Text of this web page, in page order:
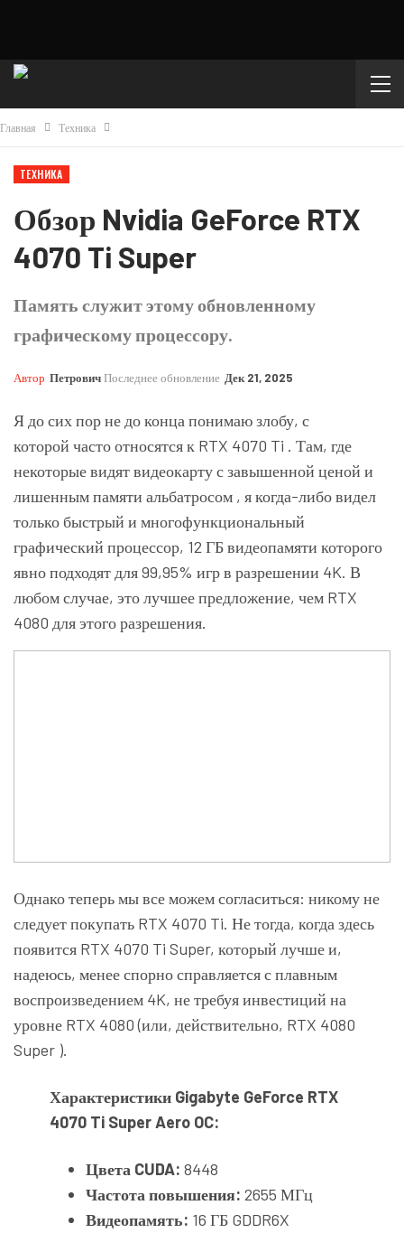
Главная Техника
ТЕХНИКА
Обзор Nvidia GeForce RTX
4070 Ti Super
Память служит этому обновленному
графическому процессору.
Автор ПетровичПоследнее обновление Дек 21, 2025
Я до сих пор не до конца понимаю злобу, с
которой часто относятся к RTX 4070 Ti . Там, где
некоторые видят видеокартус завышенной ценой и
лишенным памяти альбатросом , я когда-либо видел
только быстрый и многофункциональный
графический процессор, 12 ГБ видеопамяти которого
явно подходят для 99,95% игр в разрешении 4K. В
любом случае, это лучшее предложение, чем RTX
4080 для этого разрешения.
Однако теперь мы все можем согласиться: никому не
следует покупать RTX 4070 Ti. Не тогда, когда здесь
появится RTX 4070 Ti Super, который лучше и,
надеюсь, менее спорно справляется с плавным
воспроизведением 4K, не требуя инвестиций на
уровне RTX 4080 (или, действительно, RTX 4080
Super ).
Характеристики Gigabyte GeForce RTX
4070 Ti Super Aero OC:
Цвета CUDA: 8448
Частота повышения: 2655 МГц
Видеопамять: 16 ГБ GDDR6X